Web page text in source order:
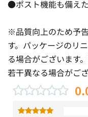
●ポスト機能も備え
※品質向上のため予
す。パッケージのリ
る場合がございます
若干異なる場合がござ